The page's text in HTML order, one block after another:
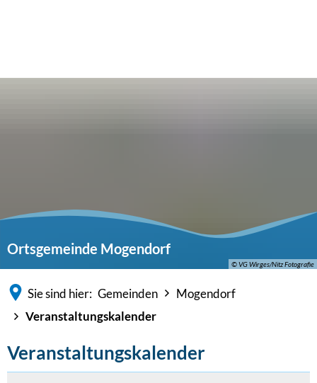
© VG Wirges/Nitz Fotografie
Ortsgemeinde Mogendorf
Sie sind hier: Gemeinden
Mogendorf
Veranstaltungskalender
Veranstaltungskalender